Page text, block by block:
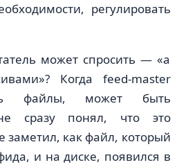
регулировать
может спросить — «а
Когда feed-master
файлы, может быть
сразу понял, что это
заметил, как файл, который
и на диске, появился в